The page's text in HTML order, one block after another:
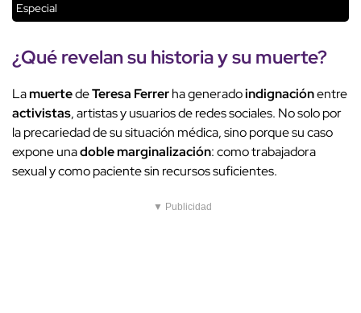
Especial
¿Qué revelan su historia y su muerte?
LamuertedeTeresa Ferrerha generadoindignaciónentre
activistas, artistas y usuarios de redes sociales. No solo por
la precariedad de su situación médica, sino porque su caso
expone unadoble marginalización: como trabajadora
sexual y como paciente sin recursos suficientes.
▼ Publicidad